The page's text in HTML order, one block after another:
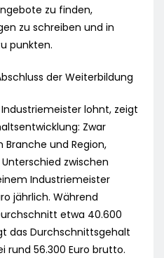
zu finden,
zu schreiben und in
punkten.
der Weiterbildung
lohnt, zeigt
Zwar
und Region,
zwischen
Industriemeister
jährlich. Während
etwa 40.600
das Durchschnittsgehalt
rund 56.300 Euro brutto.